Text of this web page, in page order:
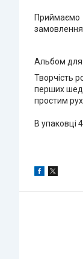
Приймаємо
Альбом для
Творчість
перших
простим
В упаковці